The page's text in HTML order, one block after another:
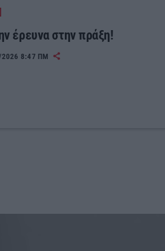
έρευνα στην πράξη!
2026 8:47 ΠΜ